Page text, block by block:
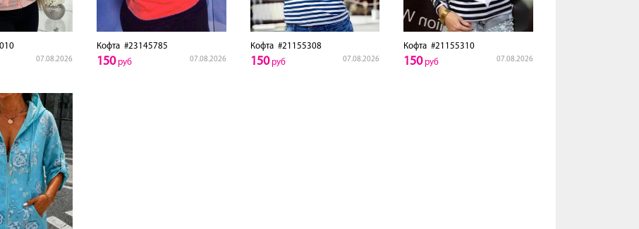
07.08.2026
Кофта#23145785
07.08.2026
150руб
Кофта#21155308
07.08.2026
150руб
Кофта #21155310
07.08.2026
150руб